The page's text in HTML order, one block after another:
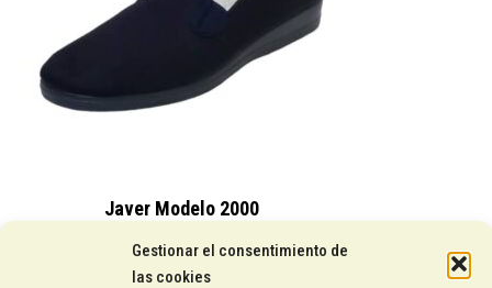
Gestionar el consentimiento de
las cookies
Javer Modelo 2000
15,25€